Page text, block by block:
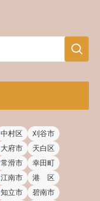
中村区
刈谷市
大府市
天白区
常滑市
幸田町
江南市
港 区
知立市
碧南市